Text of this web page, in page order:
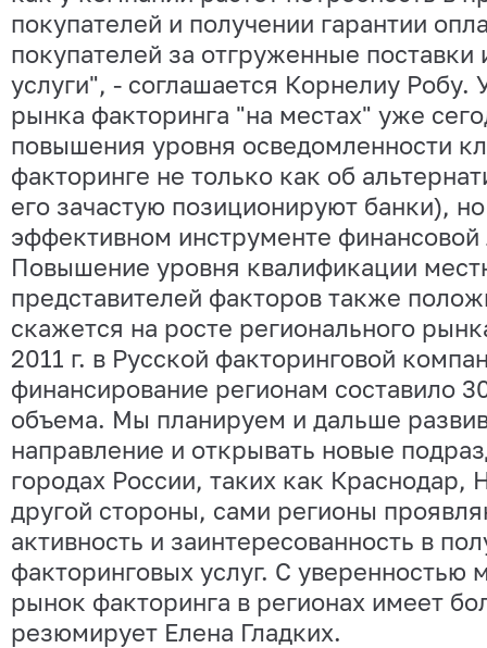
покупателей и получении гарантии
покупателей за отгруженные поставки
услуги", - соглашается Корнелиу Робу.
рынка факторинга "на местах" уже
повышения уровня осведомленности
факторинге не только как об
его зачастую позиционируют банки),
эффективном инструменте финансовой
Повышение уровня квалификации
представителей факторов также
скажется на росте регионального
2011 г. в Русской факторинговой
финансирование регионам составило
объема. Мы планируем и дальше
направление и открывать новые
городах России, таких как Краснодар,
другой стороны, сами регионы
активность и заинтересованность в
факторинговых услуг. С уверенностью
рынок факторинга в регионах имеет
резюмирует Елена Гладких.